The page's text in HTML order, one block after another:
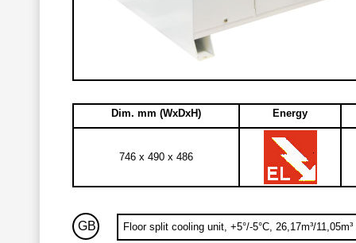
Dim. mm (WxDxH) Energy
746 x 490 x 486
GB Floor split cooling unit, +5°/-5°C, 26,17m³/11,05m³